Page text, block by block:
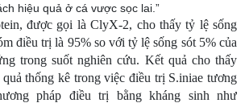
hiệu quả ở cá vược sọc lai.”
được gọi là ClyX-2, cho thấy tỷ lệ sống
điều trị là 95% so với tỷ lệ sống sót 5% của
trong suốt nghiên cứu. Kết quả cho thấy
thống kê trong việc điều trị S.iniae tương
pháp điều trị bằng kháng sinh như